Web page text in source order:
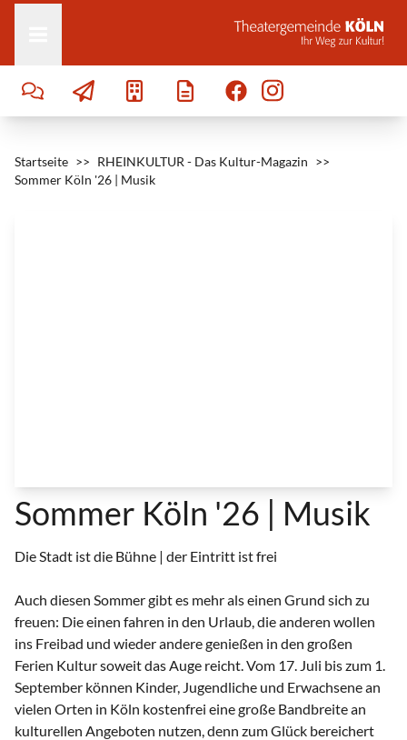
Zum Inhalt springen
Startseite >> RHEINKULTUR - Das Kultur-Magazin >>
Sommer Köln '26 | Musik
Sommer Köln '26 | Musik
Die Stadt ist die Bühne | der Eintritt ist frei
Auch diesen Sommer gibt es mehr als einen Grund sich zu
freuen: Die einen fahren in den Urlaub, die anderen wollen
ins Freibad und wieder andere genießen in den großen
Ferien Kultur soweit das Auge reicht. Vom 17. Juli bis zum 1.
September können Kinder, Jugendliche und Erwachsene an
vielen Orten in Köln kostenfrei eine große Bandbreite an
kulturellen Angeboten nutzen, denn zum Glück bereichert
©
o
r
K
ö